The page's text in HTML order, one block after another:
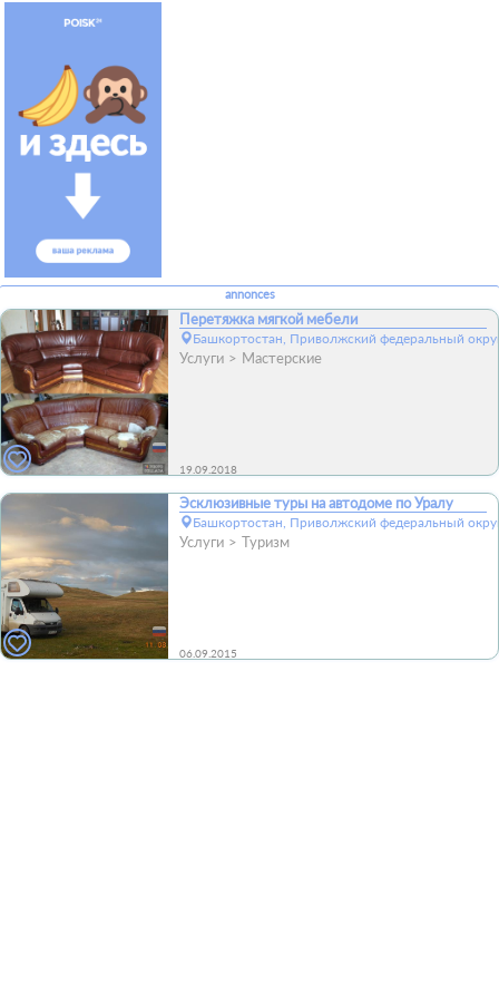
annonces
Перетяжка мягкой мебели
Башкортостан, Приволжский федеральный
Услуги Мастерские
19.09.2018
Эсклюзивные туры на автодоме по Уралу
Башкортостан, Приволжский федеральный
Услуги Туризм
06.09.2015